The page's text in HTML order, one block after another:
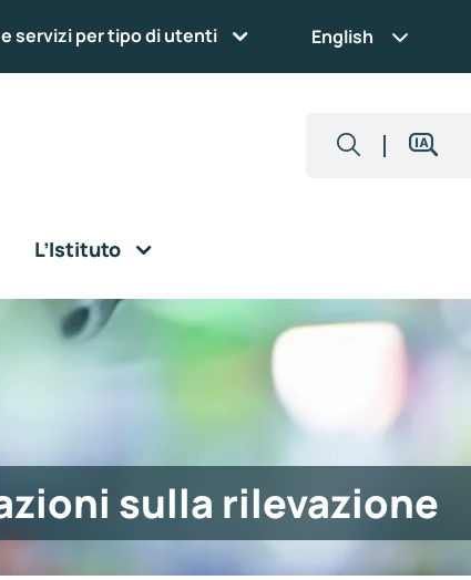
servizi per tipo di utenti English
L’Istituto
sulla rilevazione